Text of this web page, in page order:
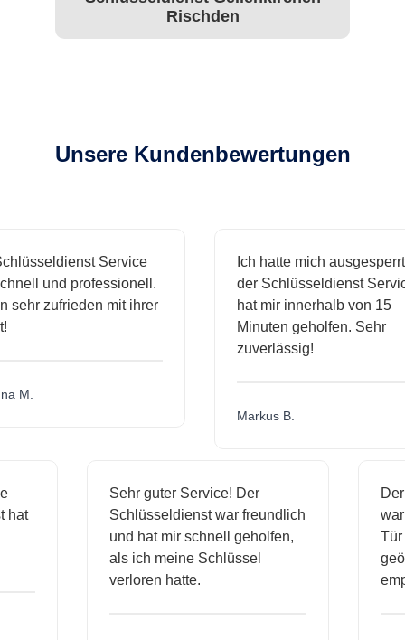
Rischden
Unsere Kundenbewertungen
Service
und professionell.
sehr zufrieden mit ihrer
M.
Ich hatte mich ausgesperrt
der Schlüsseldienst
hat mir innerhalb von 15
Minuten geholfen. Sehr
zuverlässig!
Markus B.
hat
Sehr guter Service! Der
Schlüsseldienst war freundlich
und hat mir schnell geholfen,
als ich meine Schlüssel
verloren hatte.